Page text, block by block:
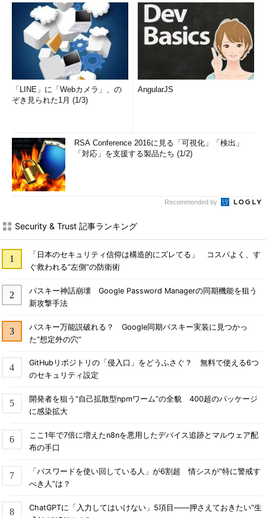
「LINE」に「Webカメラ」、の
ぞき見られた1月 (1/3)
AngularJS
RSA Conference 2016に見る「可視化」「検出」
「対応」を支援する製品たち (1/2)
Recommended by
Security & Trust 記事ランキング
「日本のセキュリティ信仰は構造的にズレてる」 コスパよく、す
ぐ救われる“左側”の防衛術
パスキー神話崩壊 Google Password Managerの同期機能を狙う
新攻撃手法
パスキー万能説破れる？ Google同期パスキー実装に見つかっ
た“想定外の穴”
GitHubリポジトリの「侵入口」をどうふさぐ？ 無料で使える6つ
のセキュリティ設定
開発者を狙う“自己拡散型npmワーム”の全貌 400超のパッケージ
に感染拡大
ここ1年で7倍に増えたn8nを悪用したデバイス追跡とマルウェア配
布の手口
「パスワードを使い回している人」が6割超 情シスが“特に警戒す
べき人”は？
ChatGPTに「入力してはいけない」5項目――押さえておきたい“生